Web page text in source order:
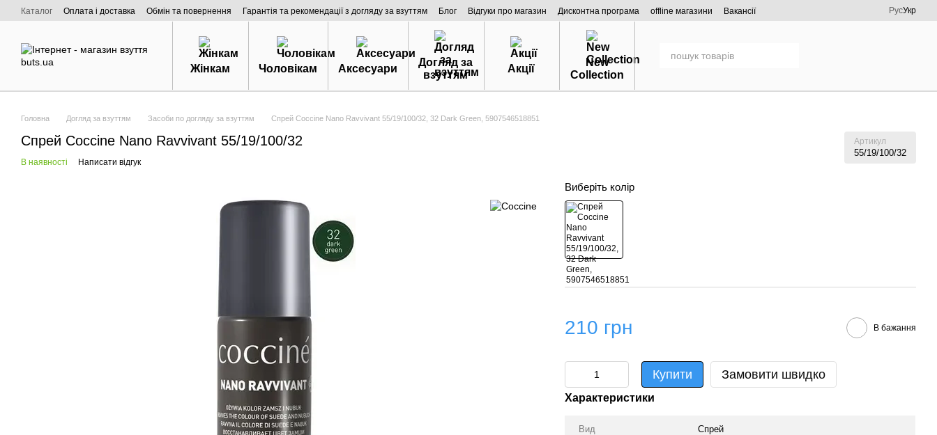
Перейти к основному контенту
Каталог Оплата і доставка Обмін та повернення Гарантія та рекомендації з догляду за взуттям Блог Відгуки про магазин Дисконтна програма offline магазини
Вакансії
Про нас
РусУкр
Жінкам Чоловікам Аксесуари
Догляд за
взуттям
Акції
New
Collection
Головна Догляд за взуттям Засоби по догляду за взуттям Спрей Coccine Nano Ravvivant 55/19/100/32, 32 Dark Green, 5907546518851
Спрей Coccine Nano Ravvivant 55/19/100/32 Артикул
55/19/100/32
В наявності Написати відгук
Виберіть колір
210 грн В бажання
Купити Замовити швидко
Характеристики
Вид Спрей